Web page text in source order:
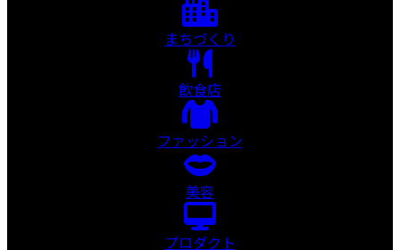
まちづくり
飲食店
ファッション
美容
プロダクト